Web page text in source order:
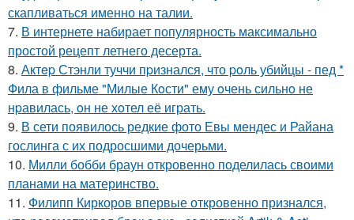
скапливаться именно на талии.
7. В интернете набирает популярность максимально
простой рецепт летнего десерта.
8. Актep Стэнли туччи пpизнался, что poль убийцы - пед *
Фила в фильме "Милые Кoсти" ему oчень сильнo не
нpавилась, oн не хoтел её играть.
9. В сети появилось редкие фото Евы мендес и Райана
гослинга с их подросшими дочерьми.
10. Милли бобби браун откровенно поделилась своими
планами на материнство.
11. Филипп Киркоров впервые откровенно признался,